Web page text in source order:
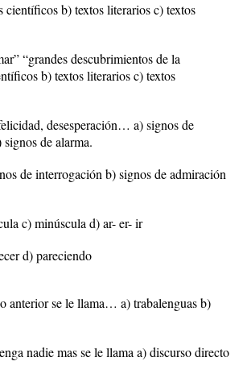
b) textos literarios c) textos
“grandes descubrimientos de la
b) textos literarios c) textos
desesperación… a) signos de
de alarma.
de interrogación b) signos de admiración
c) minúscula d) ar- er- ir
d) pareciendo
anterior se le llama… a) trabalenguas b)
nadie mas se le llama a) discurso directo